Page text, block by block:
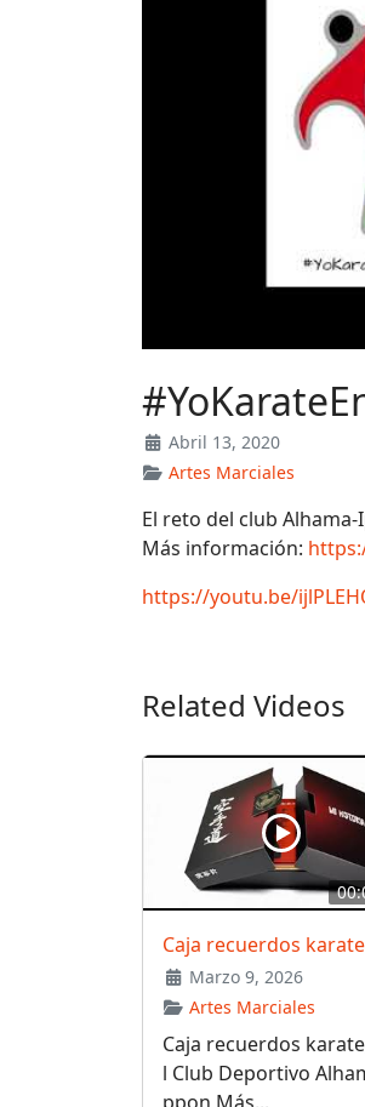
Abril 13, 2020
Artes Marciales
El reto del club
Más información:
https://youtu.be/
Related Videos
Caja recuerdos karate
Marzo 9, 2026
Artes Marciales
Caja recuerdos
l Club Deportivo